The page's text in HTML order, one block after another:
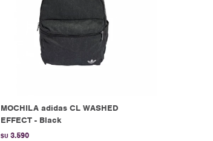
MOCHILA adidas CL WASHED
EFFECT - Black
$U 3.590